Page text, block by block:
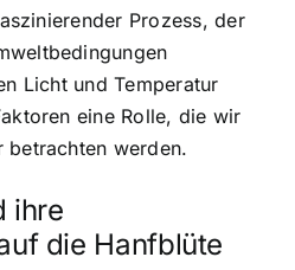
Prozess, der
Licht und Temperatur
eine Rolle, die wir
betrachten werden.
ihre
die Hanfblüte